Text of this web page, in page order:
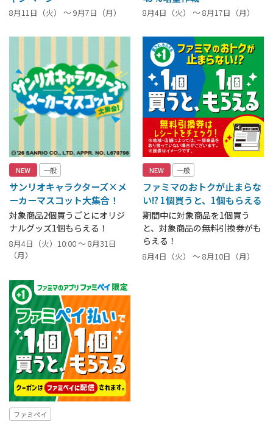
8月11日（火） ～ 9月7日（月） 8月4日（火） ～ 8月17日（月）
NEW 一般
サンリオキャラクターズ×メ
ーカーマスコット大集合！
対象商品2個買うごとにオリジ
ナルグッズ1個もらえる！
8月4日（火）10:00 ～ 8月31日
（月）
NEW 一般
ファミマのおトクが止まらな
い!? 1個買うと、1個もらえる
期間中に対象商品を1個買う
と、対象商品の無料引換券がも
らえる！
8月4日（火） ～ 8月10日（月）
ファミペイ